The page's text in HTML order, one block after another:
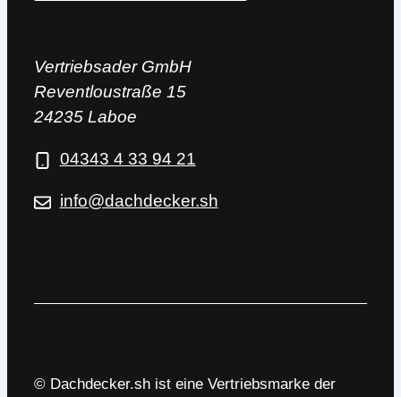
Vertriebsader GmbH
Reventloustraße 15
24235 Laboe
04343 4 33 94 21
info@dachdecker.sh
© Dachdecker.sh ist eine Vertriebsmarke der